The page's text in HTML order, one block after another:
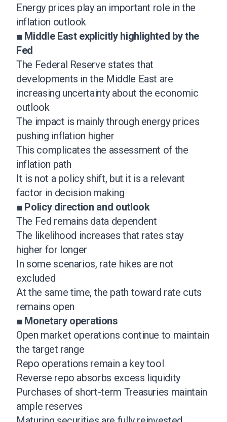
Energy prices play an important role in the
inflation outlook
■ Middle East explicitly highlighted by the
Fed
The Federal Reserve states that
developments in the Middle East are
increasing uncertainty about the economic
outlook
The impact is mainly through energy prices
pushing inflation higher
This complicates the assessment of the
inflation path
It is not a policy shift, but it is a relevant
factor in decision making
■ Policy direction and outlook
The Fed remains data dependent
The likelihood increases that rates stay
higher for longer
In some scenarios, rate hikes are not
excluded
At the same time, the path toward rate cuts
remains open
■ Monetary operations
Open market operations continue to maintain
the target range
Repo operations remain a key tool
Reverse repo absorbs excess liquidity
Purchases of short-term Treasuries maintain
ample reserves